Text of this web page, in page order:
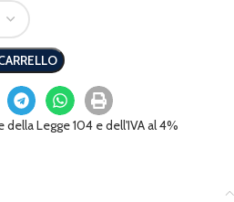
della Legge 104 e dell'IVA al 4%